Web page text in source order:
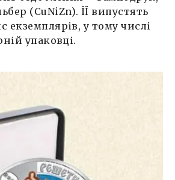
(CuNiZn). ЇЇ випустять
у тому числі
упаковці.